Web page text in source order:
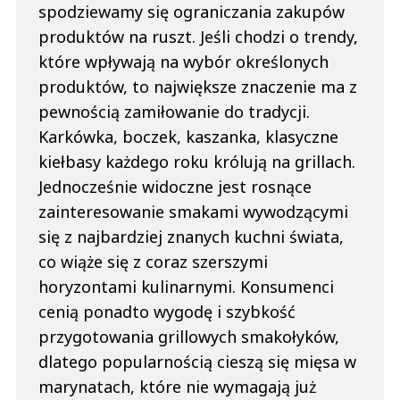
spodziewamy się ograniczania zakupów
produktów na ruszt. Jeśli chodzi o trendy,
które wpływają na wybór określonych
produktów, to największe znaczenie ma z
pewnością zamiłowanie do tradycji.
Karkówka, boczek, kaszanka, klasyczne
kiełbasy każdego roku królują na grillach.
Jednocześnie widoczne jest rosnące
zainteresowanie smakami wywodzącymi
się z najbardziej znanych kuchni świata,
co wiąże się z coraz szerszymi
horyzontami kulinarnymi. Konsumenci
cenią ponadto wygodę i szybkość
przygotowania grillowych smakołyków,
dlatego popularnością cieszą się mięsa w
marynatach, które nie wymagają już